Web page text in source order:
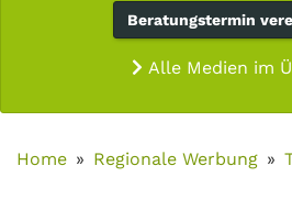
Beratungstermin
Alle Medien im
Home Regionale Werbung